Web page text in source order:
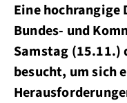
Eine hochrangige
Bundes- und
Samstag
besucht, um sich